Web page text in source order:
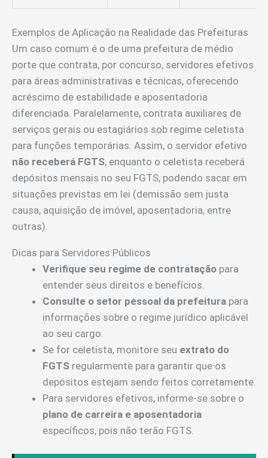
Exemplos de Aplicação na Realidade das Prefeituras
Um caso comum é o de uma prefeitura de médio
porte que contrata, por concurso, servidores efetivos
para áreas administrativas e técnicas, oferecendo
acréscimo de estabilidade e aposentadoria
diferenciada. Paralelamente, contrata auxiliares de
serviços gerais ou estagiários sob regime celetista
para funções temporárias. Assim, o servidor efetivo
não receberá FGTS, enquanto o celetista receberá
depósitos mensais no seu FGTS, podendo sacar em
situações previstas em lei (demissão sem justa
causa, aquisição de imóvel, aposentadoria, entre
outras).
Dicas para Servidores Públicos
Verifique seu regime de contratação para
entender seus direitos e benefícios.
Consulte o setor pessoal da prefeitura para
informações sobre o regime jurídico aplicável
ao seu cargo.
Se for celetista, monitore seu extrato do
FGTS regularmente para garantir que os
depósitos estejam sendo feitos corretamente.
Para servidores efetivos, informe-se sobre o
plano de carreira e aposentadoria
específicos, pois não terão FGTS.